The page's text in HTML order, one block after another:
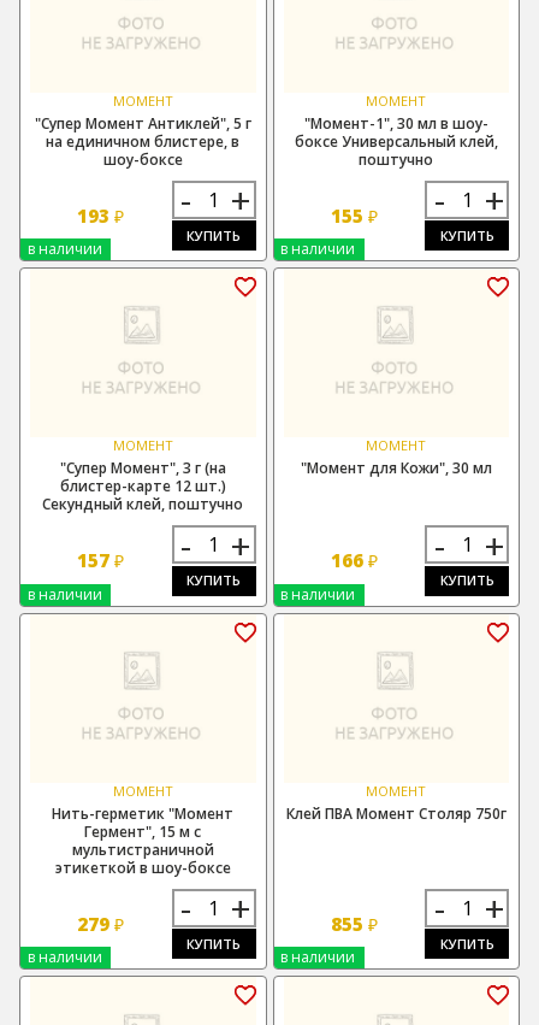
МОМЕНТ
"Супер Момент Антиклей", 5 г
на единичном блистере, в
шоу-боксе
193₽ - +
КУПИТЬ
в наличии
МОМЕНТ
"Момент-1", 30 мл в шоу-
боксе Универсальный клей,
поштучно
155 ₽ - +
КУПИТЬ
в наличии
МОМЕНТ
"Супер Момент", 3 г (на
блистер-карте 12 шт.)
Секундный клей, поштучно
157₽ - +
КУПИТЬ
в наличии
МОМЕНТ
"Момент для Кожи", 30 мл
166 ₽ - +
КУПИТЬ
в наличии
МОМЕНТ
Нить-герметик "Момент
Гермент", 15 м с
мультистраничной
этикеткой в шоу-боксе
279₽ - +
КУПИТЬ
в наличии
МОМЕНТ
Клей ПВА Момент Столяр 750г
855 ₽ - +
КУПИТЬ
в наличии